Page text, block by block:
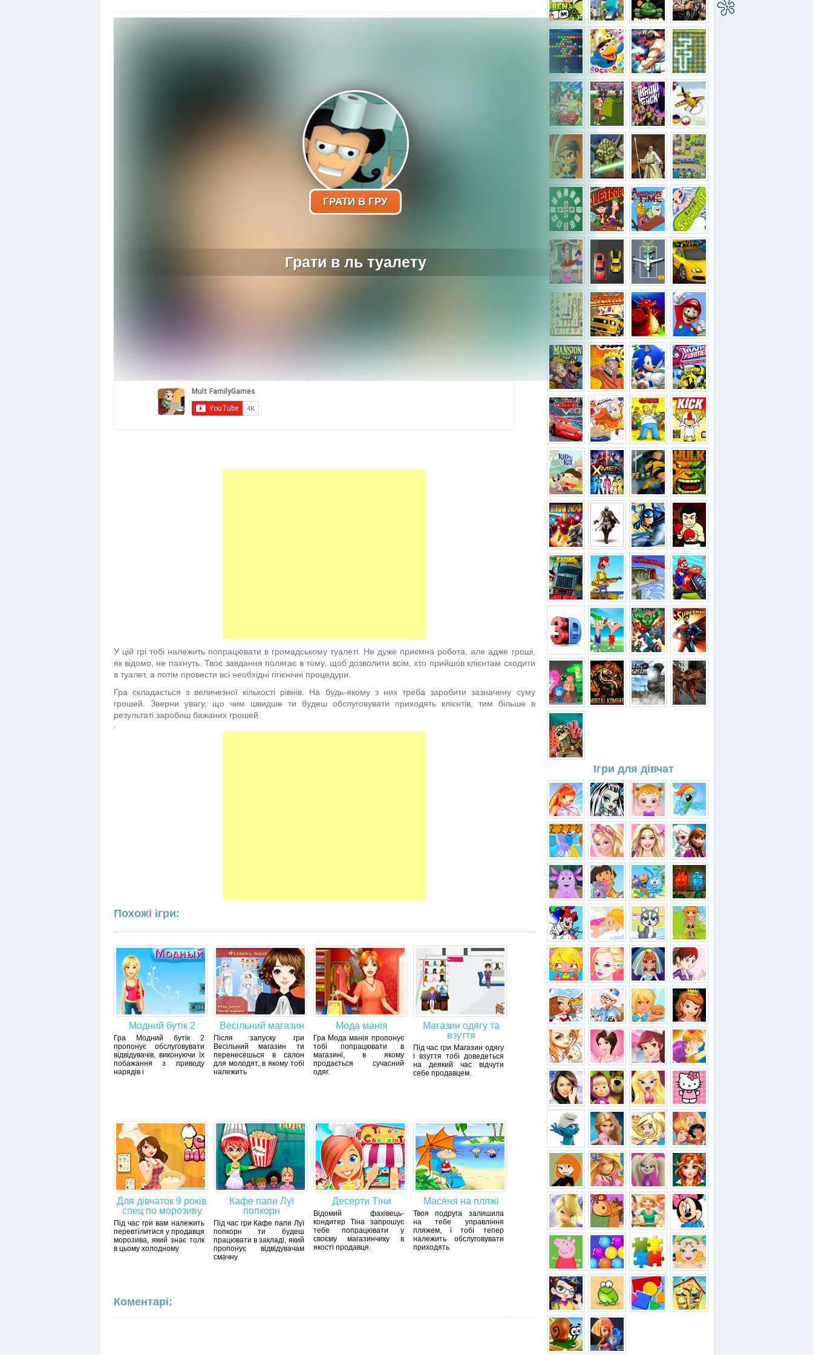
ГРАТИ В ГРУ
Грати в ль туалету
У цій грі тобі належить попрацювати в громадському туалеті. Не дуже приємна робота, але адже гроші,
як відомо, не пахнуть. Твоє завдання полягає в тому, щоб дозволити всім, хто прийшов клієнтам сходити
в туалет, а потім провести всі необхідні гігієнічні процедури.
Гра складається з величезної кількості рівнів. На будь-якому з них треба заробити зазначену суму
грошей. Зверни увагу, що чим швидше ти будеш обслуговувати приходять клієнтів, тим більше в
результаті заробиш бажаних грошей.
.
Похожі ігри:
Модний бутік 2
Гра Модний бутік 2
пропонує обслуговувати
відвідувачів, виконуючи їх
побажання з приводу
нарядів і
Весільний магазин
Після запуску гри
Весільний магазин ти
перенесешься в салон
для молодят, в якому тобі
належить
Мода манія
Гра Мода манія пропонує
тобі попрацювати в
магазині, в якому
продається сучасний
одяг.
Магазин одягу та
взуття
Під час гри Магазин одягу
і взуття тобі доведеться
на деякий час відчути
себе продавцем.
Для дівчаток 9 років
спец по морозиву
Під час гри вам належить
перевтілитися у продавця
морозива, який знає толк
в цьому холодному
Кафе папи Луї
попкорн
Під час гри Кафе папи Луї
попкорн ти будеш
працювати в закладі, який
пропонує відвідувачам
смачну
Десерти Тіни
Відомий фахівець-
кондитер Тіна запрошує
тебе попрацювати у
своєму магазинчику в
якості продавця.
Масяня на пляжі
Твоя подруга залишила
на тебе управління
пляжем, і тобі тепер
належить обслуговувати
приходять
Коментарі:
Ігри для дівчат